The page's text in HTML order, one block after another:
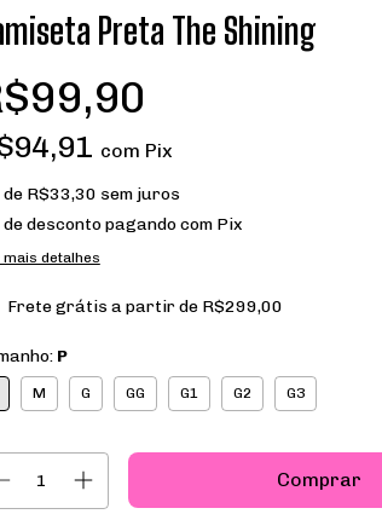
Preta The Shining
com Pix
de R$33,30 sem juros
de descontopagando com Pix
mais detalhes
Frete grátis a partir de R$299,00
P
M G GG G1 G2 G3